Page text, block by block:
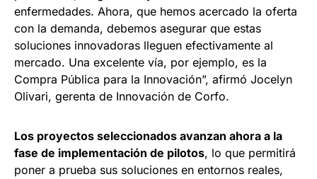
enfermedades. Ahora, que hemos acercado la oferta
con la demanda, debemos asegurar que estas
soluciones innovadoras lleguen efectivamente al
mercado. Una excelente vía, por ejemplo, es la
Compra Pública para la Innovación”, afirmó Jocelyn
Olivari, gerenta de Innovación de Corfo.
Los proyectos seleccionados avanzan ahora a la
fase de implementación de pilotos, lo que permitirá
poner a prueba sus soluciones en entornos reales,